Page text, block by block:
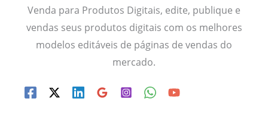
Venda para Produtos Digitais, edite, publique e
vendas seus produtos digitais com os melhores
modelos editáveis de páginas de vendas do
mercado.